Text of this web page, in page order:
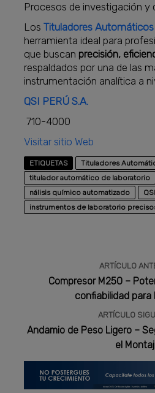
Procesos de investigación y
LosTituladores
herramienta ideal para
que buscan precisión,
respaldados por una de las
instrumentación analítica a
QSI PERÚ S.A.
710-4000
Visitar sitio Web
ETIQUETAS
Tituladores
titulador automático de laboratorio
nálisis químico automatizado
QSI
instrumentos de laboratorio
ARTÍCULO
Compresor M250 –
confiabilidad para
ARTÍCULO
Andamio de Peso Ligero –
el